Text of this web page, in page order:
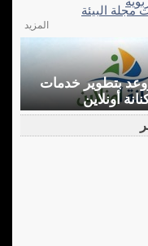
مجلة البيئة
المزيد
بتطوير خدمات
أونلاين